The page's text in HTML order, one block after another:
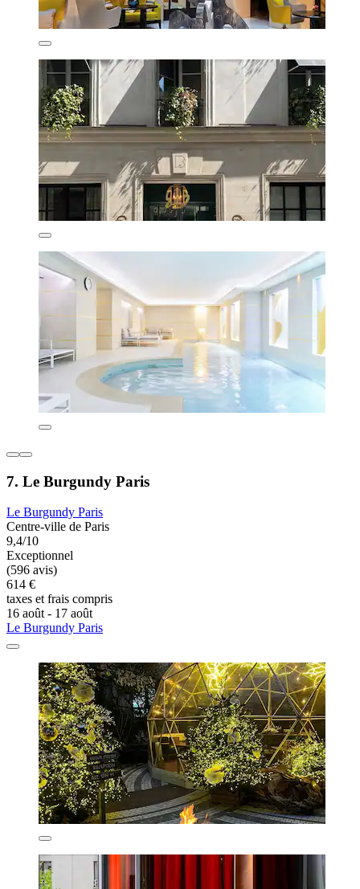
7. Le Burgundy Paris
Le Burgundy Paris
Centre-ville de Paris
9,4/10
Exceptionnel
(596 avis)
614 €
taxes et frais compris
16 août - 17 août
Le Burgundy Paris